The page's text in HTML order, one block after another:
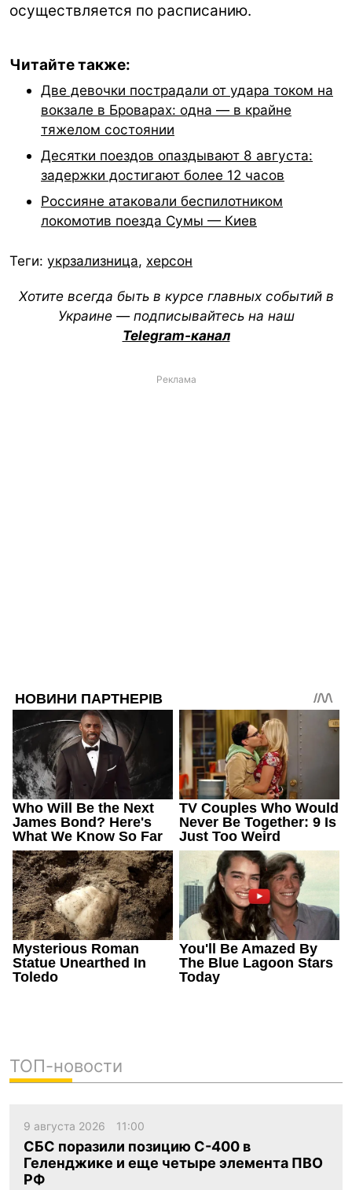
осуществляется по расписанию.
Читайте также:
Две девочки пострадали от удара током на
вокзале в Броварах: одна — в крайне
тяжелом состоянии
Десятки поездов опаздывают 8 августа:
задержки достигают более 12 часов
Россияне атаковали беспилотником
локомотив поезда Сумы — Киев
Теги: укрзализница, херсон
Хотите всегда быть в курсе главных событий в
Украине — подписывайтесь на наш
Telegram-канал
Реклама
ТОП-новости
9 августа 2026 11:00
СБС поразили позицию С-400 в
Геленджике и еще четыре элемента ПВО
РФ